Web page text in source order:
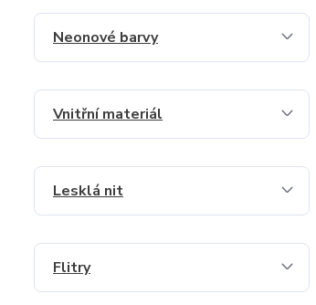
Neonové barvy
Vnitřní materiál
Lesklá nit
Flitry